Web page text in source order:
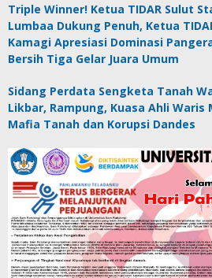
Triple Winner! Ketua TIDAR Sulut
Lumbaa Dukung Penuh, Ketua
Kamagi Apresiasi Dominasi
Bersih Tiga Gelar Juara Umum
Sidang Perdata Sengketa Tanah
Likbar, Rampung, Kuasa Ahli Waris
Mafia Tanah dan Korupsi Dandes